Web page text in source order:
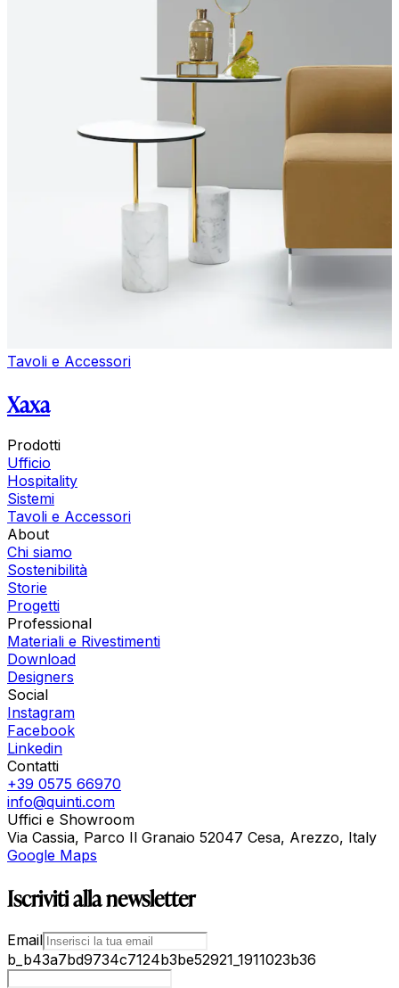
Tavoli e Accessori
Xaxa
Prodotti
Ufficio
Hospitality
Sistemi
Tavoli e Accessori
About
Chi siamo
Sostenibilità
Storie
Progetti
Professional
Materiali e Rivestimenti
Download
Designers
Social
Instagram
Facebook
Linkedin
Contatti
+39 0575 66970
info@quinti.com
Uffici e Showroom
Via Cassia, Parco Il Granaio 52047 Cesa, Arezzo, Italy
Google Maps
Iscriviti alla newsletter
Email
b_b43a7bd9734c7124b3be52921_1911023b36